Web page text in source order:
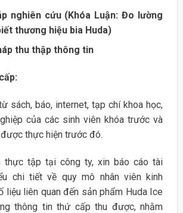
nghiên cứu (Khóa Luận: Đo lường
thương hiệu bia Huda)
thu thập thông tin
sách, báo, internet, tạp chí khoa học,
của các sinh viên khóa trước và
thực hiện trước đó.
thực tập tại công ty, xin báo cáo tài
chi tiết về quy mô nhân viên kinh
liệu liên quan đến sản phẩm Huda Ice
thông tin thứ cấp thu được, nhằm